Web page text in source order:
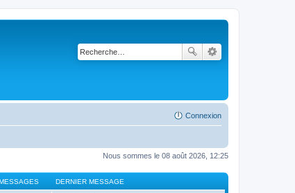
Connexion
Nous sommes le 08 août 2026, 12:25
DERNIER MESSAGE